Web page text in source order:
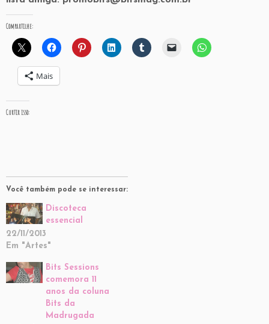
Compartilhe:
Mais
Curtir isso:
Você também pode se interessar:
Discoteca
essencial
22/11/2013
Em "Artes"
Bits Sessions
comemora 11
anos da coluna
Bits da
Madrugada